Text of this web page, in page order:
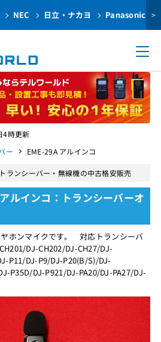
NEC 日立・ナカヨ Panasonic >
4時更新
ー EME-29A アルインコ
ランシーバー・無線機の中古格安販売
ルインコ：トランシーバーオ
ホンマイクです。 対応トランシーバ
DJ-CH202/DJ-CH27/DJ-
P11/DJ-P9/DJ-P20(B/S)/DJ-
P35D/DJ-P921/DJ-PA20/DJ-PA27/DJ-